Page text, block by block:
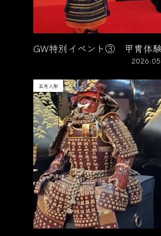
GW特別イベント③ 甲冑体
五月人形